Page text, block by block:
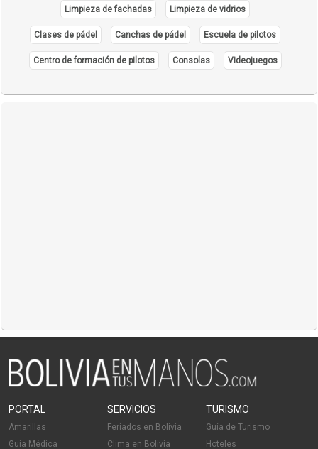
Limpieza de fachadas Limpieza de vidrios
Clases de pádel Canchas de pádel Escuela de pilotos
Centro de formación de pilotos Consolas Videojuegos
PORTAL
Amarillas
Guía Médica
SERVICIOS
Feriados en Bolivia
Clima en Bolivia
TURISMO
Guía de Turismo
Hoteles